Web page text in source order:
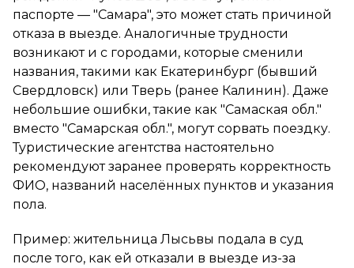
паспорте — "Самара", это может стать причиной
отказа в выезде. Аналогичные трудности
возникают и с городами, которые сменили
названия, такими как Екатеринбург (бывший
Свердловск) или Тверь (ранее Калинин). Даже
небольшие ошибки, такие как "Самаская обл."
вместо "Самарская обл.", могут сорвать поездку.
Туристические агентства настоятельно
рекомендуют заранее проверять корректность
ФИО, названий населённых пунктов и указания
пола.
Пример: жительница Лысьвы подала в суд
после того, как ей отказали в выезде из-за